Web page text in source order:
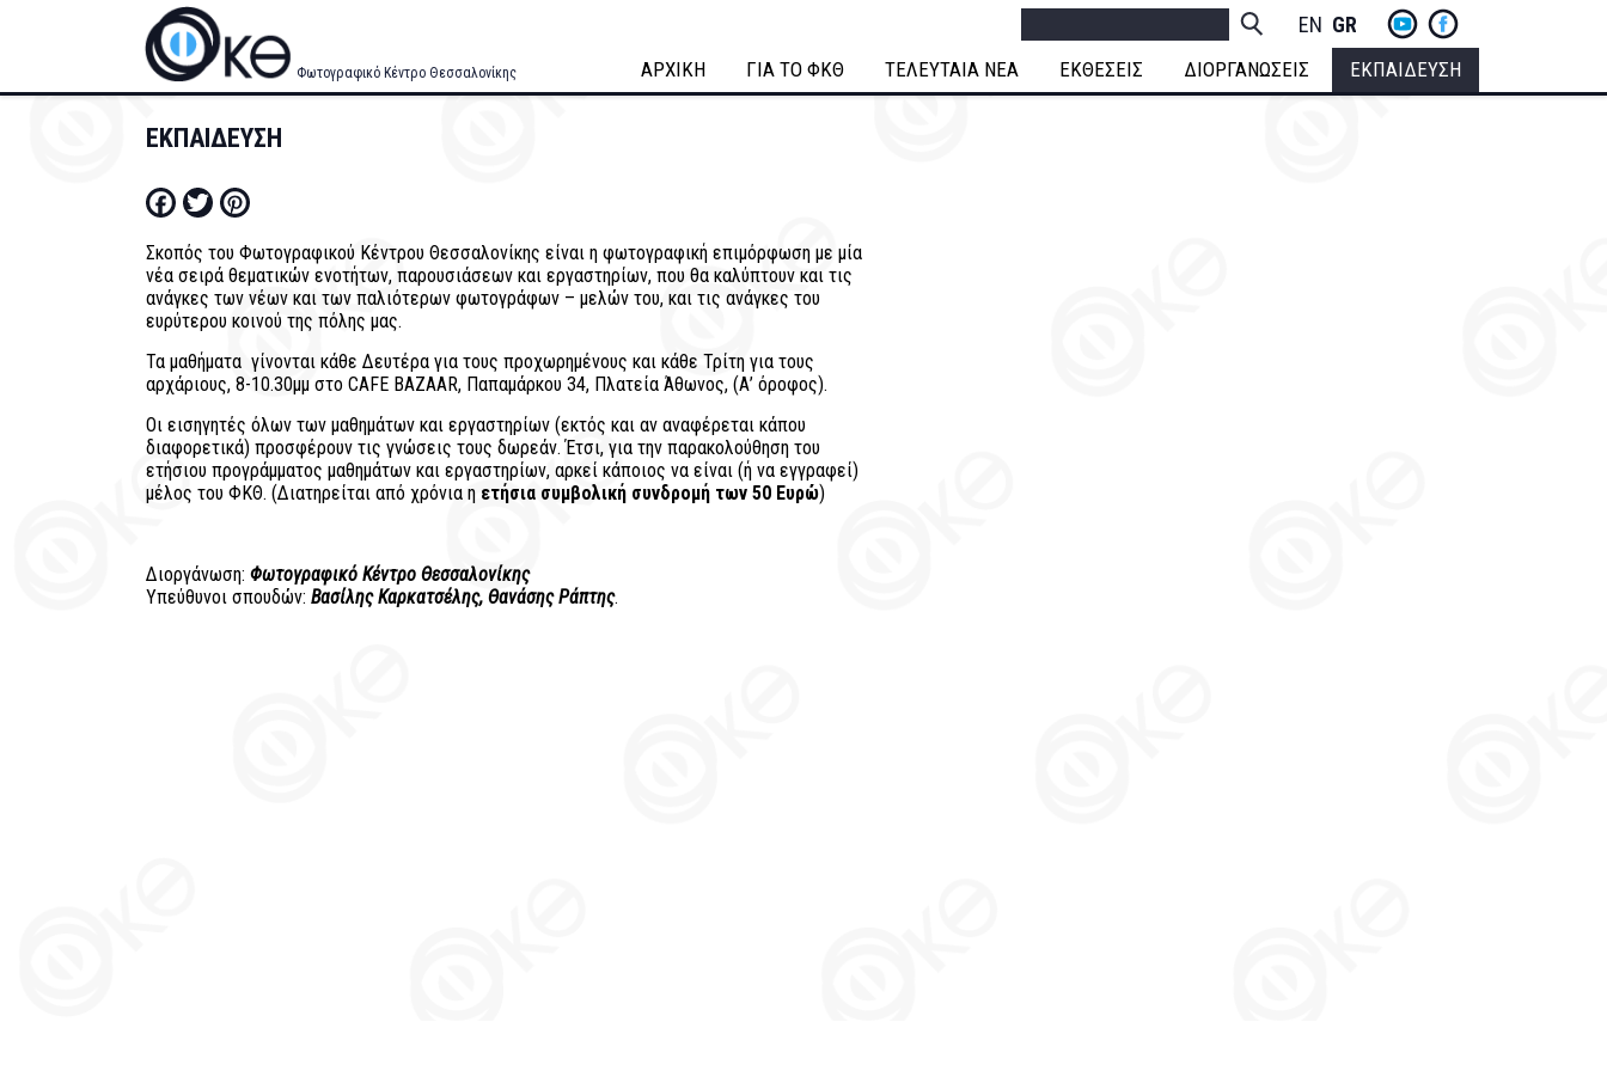
Φωτογραφικό Κέντρο Θεσσαλονίκης
Socials
Menu
ENGLISHGREEK
ΑΡΧΙΚΗ ΓΙΑ ΤΟ ΦΚΘ ΤΕΛΕΥΤΑΙΑ ΝΕΑ ΕΚΘΕΣΕΙΣ ΔΙΟΡΓΑΝΩΣΕΙΣ ΕΚΠΑΙΔΕΥΣΗ
ΕΚΠΑΙΔΕΥΣΗ
Facebook
Twitter
Σκοπός του Φωτογραφικού Κέντρου Θεσσαλονίκης είναι η φωτογραφική επιμόρφωση με μία
νέα σειρά θεματικών ενοτήτων, παρουσιάσεων και εργαστηρίων, που θα καλύπτουν και τις
ανάγκες των νέων και των παλιότερων φωτογράφων – μελών του, και τις ανάγκες του
ευρύτερου κοινού της πόλης μας.
Τα μαθήματα γίνονται κάθε Δευτέρα για τους προχωρημένους και κάθε Τρίτη για τους
αρχάριους, 8-10.30μμ στο CAFE BAZAAR, Παπαμάρκου 34, Πλατεία Άθωνος, (Α’ όροφος).
Οι εισηγητές όλων των μαθημάτων και εργαστηρίων (εκτός και αν αναφέρεται κάπου
διαφορετικά) προσφέρουν τις γνώσεις τους δωρεάν. Έτσι, για την παρακολούθηση του
ετήσιου προγράμματος μαθημάτων και εργαστηρίων, αρκεί κάποιος να είναι (ή να εγγραφεί)
μέλος του ΦΚΘ. (Διατηρείται από χρόνια η ετήσια συμβολική συνδρομή των 50 Ευρώ)
Διοργάνωση: Φωτογραφικό Κέντρο Θεσσαλονίκης
Υπεύθυνοι σπουδών: Βασίλης Καρκατσέλης, Θανάσης Ράπτης.